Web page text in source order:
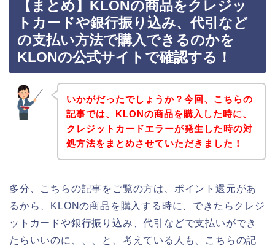
【まとめ】KLONの商品をクレジッ
トカードや銀行振り込み、代引など
の支払い方法で購入できるのかを
KLONの公式サイトで確認する！
いかがだったでしょうか？今回、こちらの
記事では、KLONの商品を購入した時に、
クレジットカードエラーが発生した時の対
処方法をまとめさせていただきました！
多分、こちらの記事をご覧の方は、ポイント還元があ
るから、KLONの商品を購入する時に、できたらクレジ
ットカードや銀行振り込み、代引などで支払いができ
たらいいのに、、、と、考えている人も、こちらの記